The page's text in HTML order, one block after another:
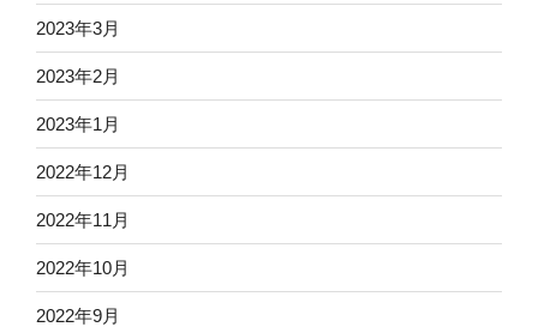
2023年3月
2023年2月
2023年1月
2022年12月
2022年11月
2022年10月
2022年9月